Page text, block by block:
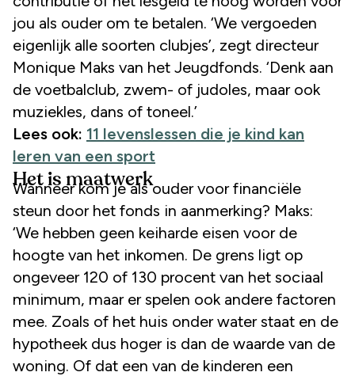
jou als ouder om te betalen. ‘We vergoeden
eigenlijk alle soorten clubjes’, zegt directeur
Monique Maks van het Jeugdfonds. ‘Denk aan
de voetbalclub, zwem- of judoles, maar ook
muziekles, dans of toneel.’
Lees ook: 11 levenslessen die je kind kan
leren van een sport
Het is maatwerk
Wanneer kom je als ouder voor financiële
steun door het fonds in aanmerking? Maks:
‘We hebben geen keiharde eisen voor de
hoogte van het inkomen. De grens ligt op
ongeveer 120 of 130 procent van het sociaal
minimum, maar er spelen ook andere factoren
mee. Zoals of het huis onder water staat en de
hypotheek dus hoger is dan de waarde van de
woning. Of dat een van de kinderen een